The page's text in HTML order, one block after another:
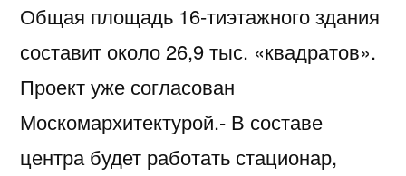
Общая площадь 16-тиэтажного здания
составит около 26,9 тыс. «квадратов».
Проект уже согласован
Москомархитектурой.- В составе
центра будет работать стационар,